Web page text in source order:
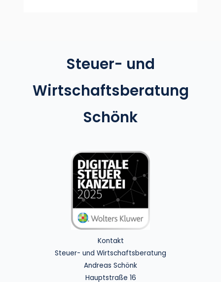
Steuer- und
Wirtschaftsberatung
Schönk
Kontakt
Steuer- und Wirtschaftsberatung
Andreas Schönk
Hauptstraße 16